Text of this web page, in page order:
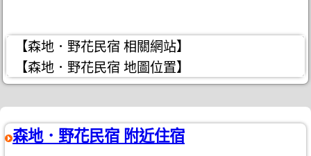
【森地．野花民宿 相關網站】
【森地．野花民宿 地圖位置】
森地．野花民宿 附近住宿